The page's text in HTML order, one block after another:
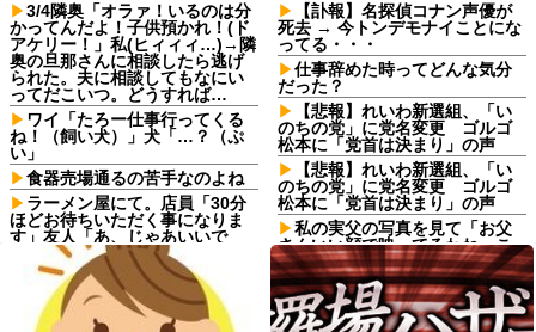
3/4隣奥「オラァ！いるのは分
かってんだよ！子供預かれ！(ド
アケリー！」私(ヒィィィ…)→隣
奥の旦那さんに相談したら逃げ
られた。夫に相談してもなにい
ってだこいつ。どうすれば…
ワイ「たろー仕事行ってくる
ね！（飼い犬）」犬「…？（ぷ
い」
食器売場通るの苦手なのよね
ラーメン屋にて。店員「30分
ほどお待ちいただく事になりま
す」友人「あ、じゃあいいで
す」→店を出た友人「ラーメン
店Aに行こう」俺「え？」→その
移民ベトナム女達の宅飲み、
【訃報】名探偵コナン声優が
死去 → 今トンデモナイことにな
ってる・・・
仕事辞めた時ってどんな気分
だった？
【悲報】れいわ新選組、「い
のちの党」に党名変更 ゴルゴ
松本に「党首は決まり」の声
【悲報】れいわ新選組、「い
のちの党」に党名変更 ゴルゴ
松本に「党首は決まり」の声
私の実父の写真を見て「お父
さんいい顔で映ってるわね。こ
れ遺影にピッタリねw」と煽って
くるトメ。最初はスルーしてた
が、しつこいのでスマホのカメ
ラをトメに向けて同じ手で反撃